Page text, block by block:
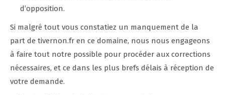
d’opposition.
Si malgré tout vous constatiez un manquement de la
part de tivernon.fr en ce domaine, nous nous engageons
à faire tout notre possible pour procéder aux corrections
nécessaires, et ce dans les plus brefs délais à réception de
votre demande.